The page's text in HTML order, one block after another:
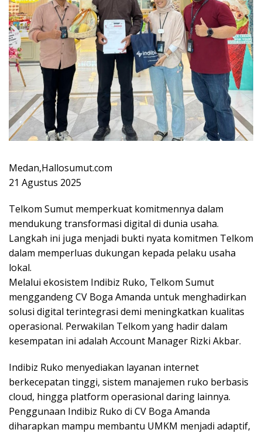
Medan,Hallosumut.com
21 Agustus 2025
Telkom Sumut memperkuat komitmennya dalam
mendukung transformasi digital di dunia usaha.
Langkah ini juga menjadi bukti nyata komitmen Telkom
dalam memperluas dukungan kepada pelaku usaha
lokal.
Melalui ekosistem Indibiz Ruko, Telkom Sumut
menggandeng CV Boga Amanda untuk menghadirkan
solusi digital terintegrasi demi meningkatkan kualitas
operasional. Perwakilan Telkom yang hadir dalam
kesempatan ini adalah Account Manager Rizki Akbar.
Indibiz Ruko menyediakan layanan internet
berkecepatan tinggi, sistem manajemen ruko berbasis
cloud, hingga platform operasional daring lainnya.
Penggunaan Indibiz Ruko di CV Boga Amanda
diharapkan mampu membantu UMKM menjadi adaptif,